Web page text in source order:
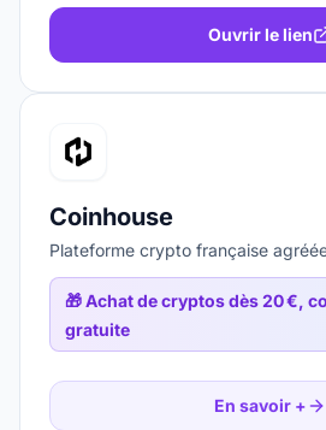
Ouvrir le lien
Coinhouse
Plateforme crypto française
🎁Achat de cryptos dès 20 €,
gratuite
En savoir +